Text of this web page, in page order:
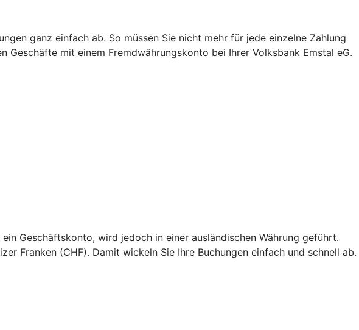
ganz einfach ab. So müssen Sie nicht mehr für jede einzelne Zahlung
Geschäfte mit einem Fremdwährungskonto bei Ihrer Volksbank Emstal eG.
Geschäftskonto, wird jedoch in einer ausländischen Währung geführt.
Franken (CHF). Damit wickeln Sie Ihre Buchungen einfach und schnell ab.